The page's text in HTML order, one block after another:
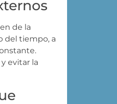
de la
del tiempo, a
evitar la